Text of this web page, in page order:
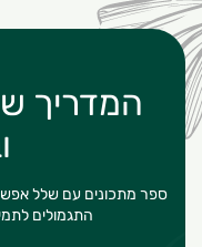
המדריך
ספר מתכונים עם שלל
התגמולים